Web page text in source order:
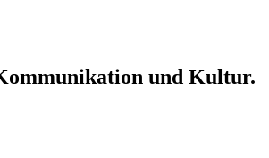
und Kultur.